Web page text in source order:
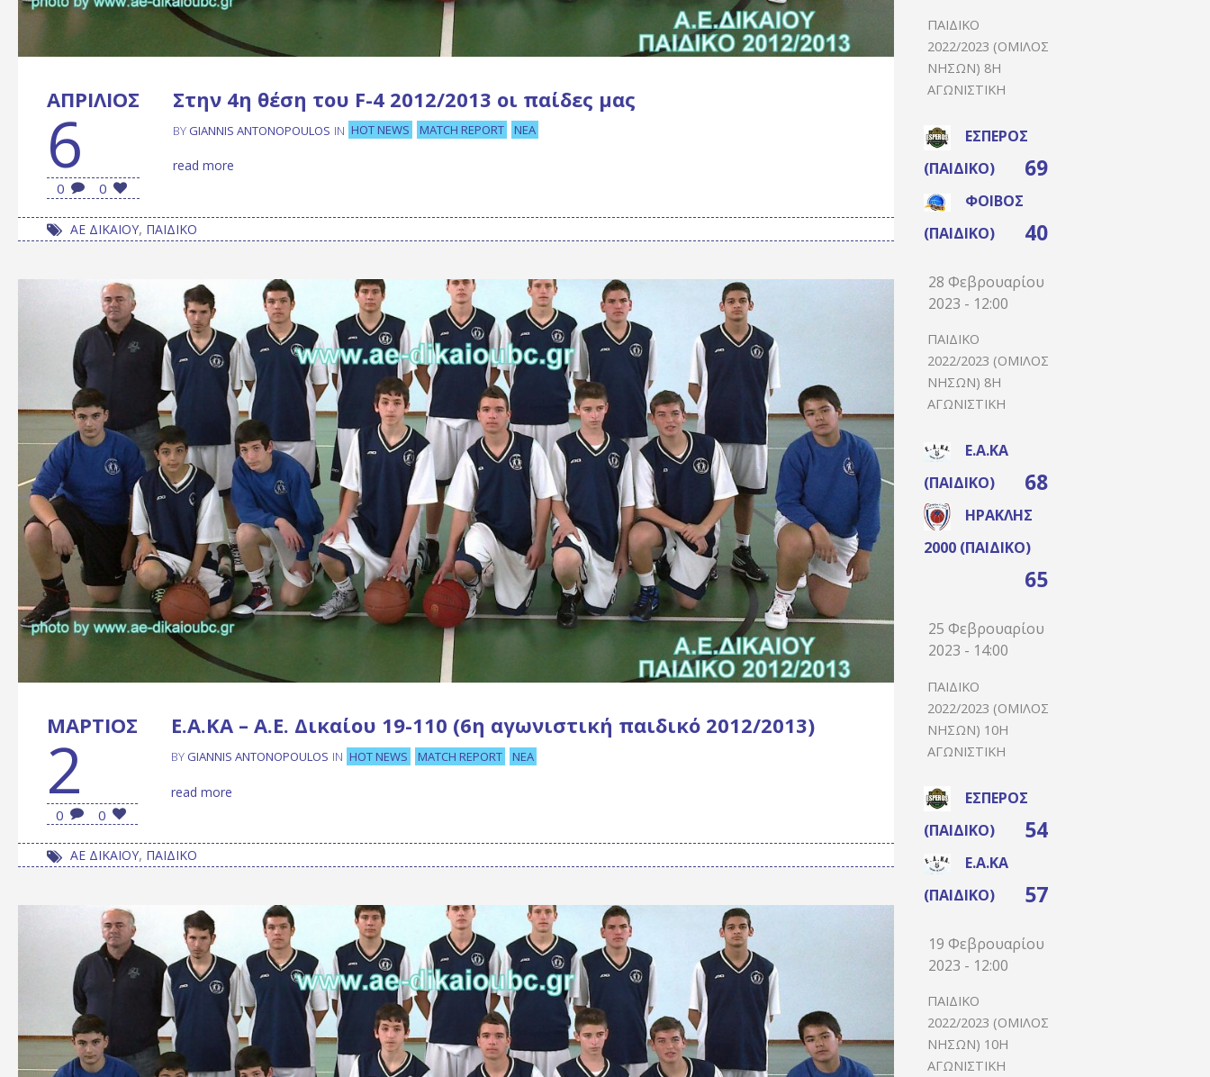
ΑΠΡΊΛΙΟΣ
6
0 0
Στην 4η θέση του F-4 2012/2013 οι παίδες μας
BY GIANNIS ANTONOPOULOS IN HOT NEWS MATCH REPORT ΝΈΑ
read more
ΑΕ ΔΙΚΑΙΟΥ, ΠΑΙΔΙΚΟ
ΜΆΡΤΙΟΣ
2
0 0
Ε.Α.ΚΑ – Α.Ε. Δικαίου 19-110 (6η αγωνιστική παιδικό 2012/2013)
BY GIANNIS ANTONOPOULOS IN HOT NEWS MATCH REPORT ΝΈΑ
read more
ΑΕ ΔΙΚΑΙΟΥ, ΠΑΙΔΙΚΟ
ΠΑΙΔΙΚΌ
2022/2023 (ΌΜΙΛΟΣ
ΝΉΣΩΝ) 8Η
ΑΓΩΝΙΣΤΙΚΉ
ΈΣΠΕΡΟΣ
(ΠΑΙΔΙΚΌ)
69
ΦΟΊΒΟΣ
(ΠΑΙΔΙΚΌ)
40
28 Φεβρουαρίου
2023 - 12:00
ΠΑΙΔΙΚΌ
2022/2023 (ΌΜΙΛΟΣ
ΝΉΣΩΝ) 8Η
ΑΓΩΝΙΣΤΙΚΉ
Ε.Α.ΚΑ
(ΠΑΙΔΙΚΌ)
68
ΗΡΑΚΛΉΣ
2000 (ΠΑΙΔΙΚΌ)
65
25 Φεβρουαρίου
2023 - 14:00
ΠΑΙΔΙΚΌ
2022/2023 (ΌΜΙΛΟΣ
ΝΉΣΩΝ) 10Η
ΑΓΩΝΙΣΤΙΚΉ
ΈΣΠΕΡΟΣ
(ΠΑΙΔΙΚΌ)
54
Ε.Α.ΚΑ
(ΠΑΙΔΙΚΌ)
57
19 Φεβρουαρίου
2023 - 12:00
ΠΑΙΔΙΚΌ
2022/2023 (ΌΜΙΛΟΣ
ΝΉΣΩΝ) 10Η
ΑΓΩΝΙΣΤΙΚΉ